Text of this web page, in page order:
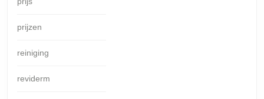
prijzen
reiniging
reviderm